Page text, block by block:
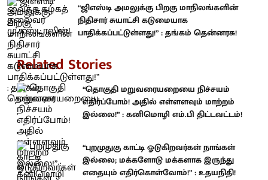
“ஜிஎஸ்டி அமலுக்கு பிறகு மாநிலங்களின்
நிதிசார் சுயாட்சி கடுமையாக
பாதிக்கப்பட்டுள்ளது!” : தங்கம் தென்னரசு!
Related Stories
“தொகுதி மறுவரையறையை நிச்சயம்
எதிர்ப்போம்! அதில் எள்ளளவும் மாற்றம்
இல்லை!” : கனிமொழி எம்.பி திட்டவட்டம்!
“புறமுதுகு காட்டி ஓடுகிறவர்கள் நாங்கள்
இல்லை; மக்களோடு மக்களாக இருந்து
எதையும் எதிர்கொள்வோம்!” : உதயநிதி!